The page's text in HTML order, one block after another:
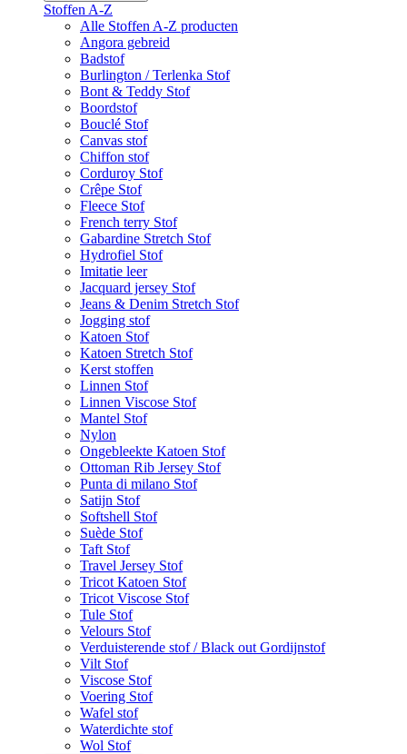
Stoffen A-Z
Alle Stoffen A-Z producten
Angora gebreid
Badstof
Burlington / Terlenka Stof
Bont & Teddy Stof
Boordstof
Bouclé Stof
Canvas stof
Chiffon stof
Corduroy Stof
Crêpe Stof
Fleece Stof
French terry Stof
Gabardine Stretch Stof
Hydrofiel Stof
Imitatie leer
Jacquard jersey Stof
Jeans & Denim Stretch Stof
Jogging stof
Katoen Stof
Katoen Stretch Stof
Kerst stoffen
Linnen Stof
Linnen Viscose Stof
Mantel Stof
Nylon
Ongebleekte Katoen Stof
Ottoman Rib Jersey Stof
Punta di milano Stof
Satijn Stof
Softshell Stof
Suède Stof
Taft Stof
Travel Jersey Stof
Tricot Katoen Stof
Tricot Viscose Stof
Tule Stof
Velours Stof
Verduisterende stof / Black out Gordijnstof
Vilt Stof
Viscose Stof
Voering Stof
Wafel stof
Waterdichte stof
Wol Stof